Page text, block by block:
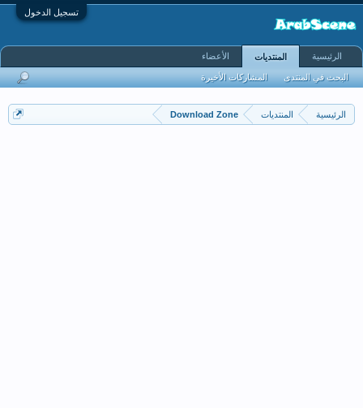
تسجيل الدخول
الرئيسية المنتديات Download Zone
الرئيسية المنتديات
البحث في المنتدى المشاركات الأخيرة
الأعضاء